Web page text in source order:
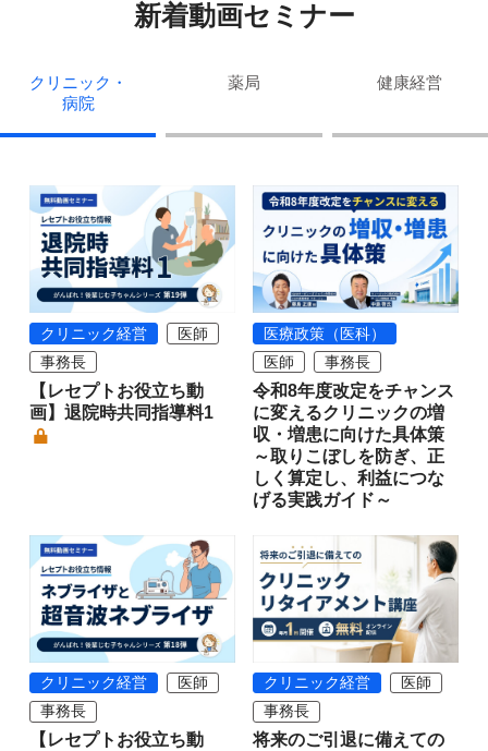
新着動画セミナー
クリニック・
病院
薬局 健康経営
クリニック経営
医師
事務長
【レセプトお役立ち動
画】退院時共同指導料1
医療政策（医科）
医師
事務長
令和8年度改定をチャンス
に変えるクリニックの増
収・増患に向けた具体策
～取りこぼしを防ぎ、正
しく算定し、利益につな
げる実践ガイド～
クリニック経営
医師
事務長
【レセプトお役立ち動
クリニック経営
医師
事務長
将来のご引退に備えての